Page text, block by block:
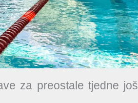
za preostale tjedne još